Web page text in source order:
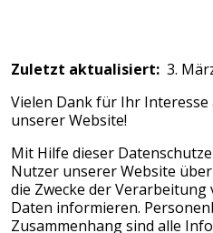
Zuletzt aktualisiert: 3.
Vielen Dank für Ihr
unserer Website!
Mit Hilfe dieser
Nutzer unserer Website
die Zwecke der
Daten informieren.
Zusammenhang sind alle